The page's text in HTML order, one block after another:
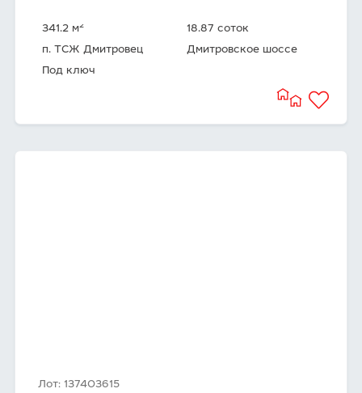
341.2 м2
18.87 соток
п. ТСЖ Дмитровец
Дмитровское шоссе
Под ключ
Лот: 137403615